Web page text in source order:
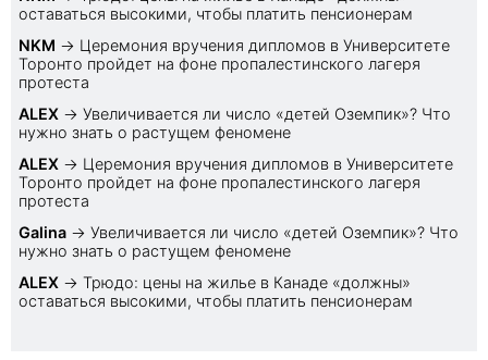
оставаться высокими, чтобы платить пенсионерам
NKM → Церемония вручения дипломов в Университете
Торонто пройдет на фоне пропалестинского лагеря
протеста
ALEX → Увеличивается ли число «детей Оземпик»? Что
нужно знать о растущем феномене
ALEX → Церемония вручения дипломов в Университете
Торонто пройдет на фоне пропалестинского лагеря
протеста
Galina → Увеличивается ли число «детей Оземпик»? Что
нужно знать о растущем феномене
ALEX → Трюдо: цены на жилье в Канаде «должны»
оставаться высокими, чтобы платить пенсионерам